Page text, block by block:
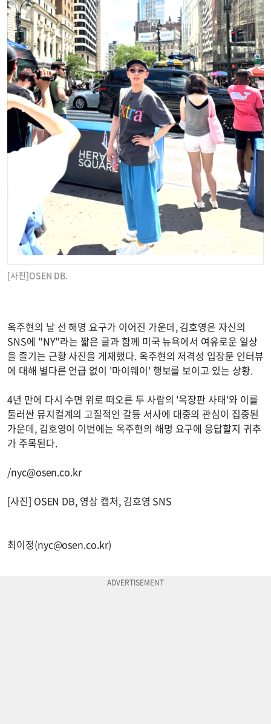
[사진]OSEN DB.
옥주현의 날 선 해명 요구가 이어진 가운데, 김호영은 자신의
SNS에 "NY"라는 짧은 글과 함께 미국 뉴욕에서 여유로운 일상
을 즐기는 근황 사진을 게재했다. 옥주현의 저격성 입장문 인터뷰
에 대해 별다른 언급 없이 '마이웨이' 행보를 보이고 있는 상황.
4년 만에 다시 수면 위로 떠오른 두 사람의 '옥장판 사태'와 이를
둘러싼 뮤지컬계의 고질적인 갈등 서사에 대중의 관심이 집중된
가운데, 김호영이 이번에는 옥주현의 해명 요구에 응답할지 귀추
가 주목된다.
/nyc@osen.co.kr
[사진] OSEN DB, 영상 캡처, 김호영 SNS
최이정(nyc@osen.co.kr)